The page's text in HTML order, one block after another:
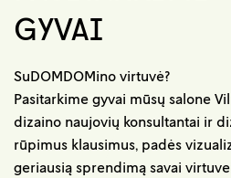
GYVAI
SuDOMDOMino virtuvė?
Pasitarkime gyvai mūsų salone
dizaino naujovių konsultantai ir
rūpimus klausimus, padės
geriausią sprendimą savai